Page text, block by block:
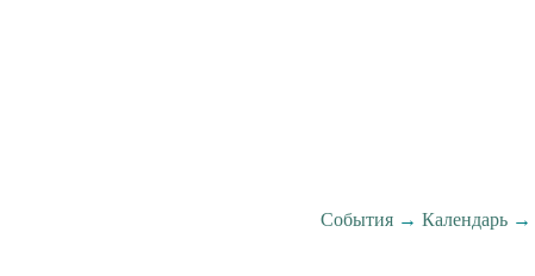
События → Календарь →